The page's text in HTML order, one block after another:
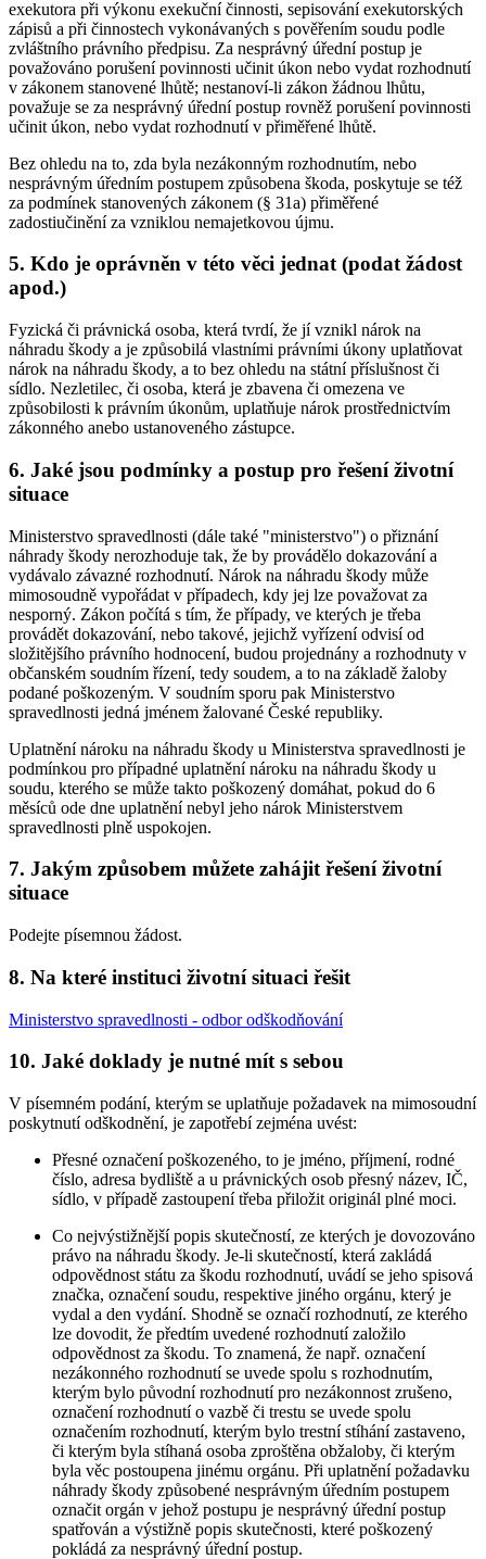
exekutora při výkonu exekuční činnosti, sepisování exekutorských
zápisů a při činnostech vykonávaných s pověřením soudu podle
zvláštního právního předpisu. Za nesprávný úřední postup je
považováno porušení povinnosti učinit úkon nebo vydat rozhodnutí
v zákonem stanovené lhůtě; nestanoví-li zákon žádnou lhůtu,
považuje se za nesprávný úřední postup rovněž porušení povinnosti
učinit úkon, nebo vydat rozhodnutí v přiměřené lhůtě.
Bez ohledu na to, zda byla nezákonným rozhodnutím, nebo
nesprávným úředním postupem způsobena škoda, poskytuje se též
za podmínek stanovených zákonem (§ 31a) přiměřené
zadostiučinění za vzniklou nemajetkovou újmu.
5. Kdo je oprávněn v této věci jednat (podat žádost
apod.)
Fyzická či právnická osoba, která tvrdí, že jí vznikl nárok na
náhradu škody a je způsobilá vlastními právními úkony uplatňovat
nárok na náhradu škody, a to bez ohledu na státní příslušnost či
sídlo. Nezletilec, či osoba, která je zbavena či omezena ve
způsobilosti k právním úkonům, uplatňuje nárok prostřednictvím
zákonného anebo ustanoveného zástupce.
6. Jaké jsou podmínky a postup pro řešení životní
situace
Ministerstvo spravedlnosti (dále také "ministerstvo") o přiznání
náhrady škody nerozhoduje tak, že by provádělo dokazování a
vydávalo závazné rozhodnutí. Nárok na náhradu škody může
mimosoudně vypořádat v případech, kdy jej lze považovat za
nesporný. Zákon počítá s tím, že případy, ve kterých je třeba
provádět dokazování, nebo takové, jejichž vyřízení odvisí od
složitějšího právního hodnocení, budou projednány a rozhodnuty v
občanském soudním řízení, tedy soudem, a to na základě žaloby
podané poškozeným. V soudním sporu pak Ministerstvo
spravedlnosti jedná jménem žalované České republiky.
Uplatnění nároku na náhradu škody u Ministerstva spravedlnosti je
podmínkou pro případné uplatnění nároku na náhradu škody u
soudu, kterého se může takto poškozený domáhat, pokud do 6
měsíců ode dne uplatnění nebyl jeho nárok Ministerstvem
spravedlnosti plně uspokojen.
7. Jakým způsobem můžete zahájit řešení životní
situace
Podejte písemnou žádost.
8. Na které instituci životní situaci řešit
Ministerstvo spravedlnosti - odbor odškodňování
10. Jaké doklady je nutné mít s sebou
V písemném podání, kterým se uplatňuje požadavek na mimosoudní
poskytnutí odškodnění, je zapotřebí zejména uvést:
Přesné označení poškozeného, to je jméno, příjmení, rodné
číslo, adresa bydliště a u právnických osob přesný název, IČ,
sídlo, v případě zastoupení třeba přiložit originál plné moci.
Co nejvýstižnější popis skutečností, ze kterých je dovozováno
právo na náhradu škody. Je-li skutečností, která zakládá
odpovědnost státu za škodu rozhodnutí, uvádí se jeho spisová
značka, označení soudu, respektive jiného orgánu, který je
vydal a den vydání. Shodně se označí rozhodnutí, ze kterého
lze dovodit, že předtím uvedené rozhodnutí založilo
odpovědnost za škodu. To znamená, že např. označení
nezákonného rozhodnutí se uvede spolu s rozhodnutím,
kterým bylo původní rozhodnutí pro nezákonnost zrušeno,
označení rozhodnutí o vazbě či trestu se uvede spolu
označením rozhodnutí, kterým bylo trestní stíhání zastaveno,
či kterým byla stíhaná osoba zproštěna obžaloby, či kterým
byla věc postoupena jinému orgánu. Při uplatnění požadavku
náhrady škody způsobené nesprávným úředním postupem
označit orgán v jehož postupu je nesprávný úřední postup
spatřován a výstižně popis skutečnosti, které poškozený
pokládá za nesprávný úřední postup.